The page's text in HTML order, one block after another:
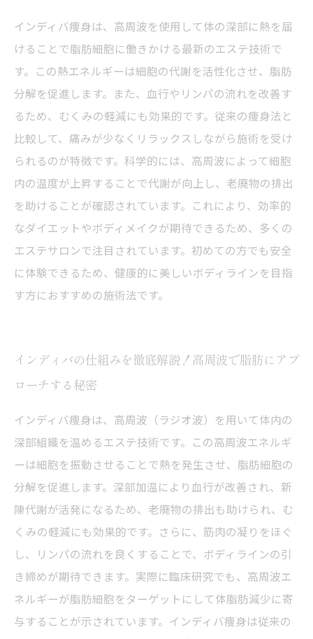
的に痩せる最後のステップ
エステ業界で話題沸騰中のインディバ痩身、そ
の全貌とは？
初めてのインディバ施術ガイド：効果的に受け
るためのポイントと注意点
インディバ痩身は、高周波を使用して体の深部に熱を届
けることで脂肪細胞に働きかける最新のエステ技術で
す。この熱エネルギーは細胞の代謝を活性化させ、脂肪
分解を促進します。また、血行やリンパの流れを改善す
るため、むくみの軽減にも効果的です。従来の痩身法と
比較して、痛みが少なくリラックスしながら施術を受け
られるのが特徴です。科学的には、高周波によって細胞
内の温度が上昇することで代謝が向上し、老廃物の排出
を助けることが確認されています。これにより、効率的
なダイエットやボディメイクが期待できるため、多くの
エステサロンで注目されています。初めての方でも安全
に体験できるため、健康的に美しいボディラインを目指
す方におすすめの施術法です。
インディバの仕組みを徹底解説！高周波で脂肪にアプ
ローチする秘密
インディバ痩身は、高周波（ラジオ波）を用いて体内の
深部組織を温めるエステ技術です。この高周波エネルギ
ーは細胞を振動させることで熱を発生させ、脂肪細胞の
分解を促進します。深部加温により血行が改善され、新
陳代謝が活発になるため、老廃物の排出も助けられ、む
くみの軽減にも効果的です。さらに、筋肉の凝りをほぐ
し、リンパの流れを良くすることで、ボディラインの引
き締めが期待できます。実際に臨床研究でも、高周波エ
ネルギーが脂肪細胞をターゲットにして体脂肪減少に寄
与することが示されています。インディバ痩身は従来の